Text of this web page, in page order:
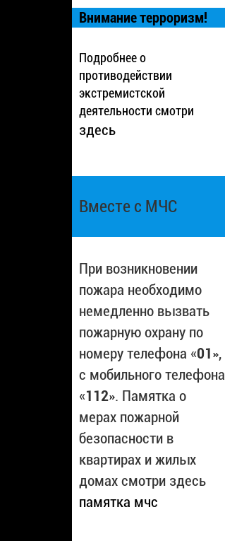
Внимание терроризм!
Подробнее о
противодействии
экстремистской
деятельности смотри
здесь
Вместе с МЧС
При возникновении
пожара необходимо
немедленно вызвать
пожарную охрану по
номеру телефона «01»,
с мобильного телефона
«112». Памятка о
мерах пожарной
безопасности в
квартирах и жилых
домах смотри здесь
памятка мчс